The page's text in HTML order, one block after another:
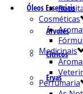
Óleos Essenciais
Árvores
Cítricos
Ervas
Cosméticas
Medicinais
Perfumaria